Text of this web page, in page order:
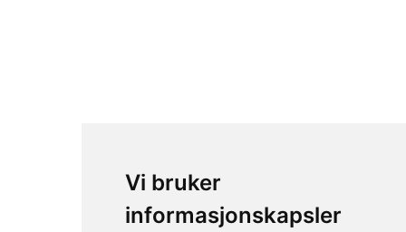
Vi bruker
informasjonskapsler